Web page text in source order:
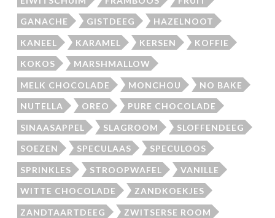
GANACHE GISTDEEG HAZELNOOT
KANEEL KARAMEL KERSEN KOFFIE
KOKOS MARSHMALLOW
MELK CHOCOLADE MONCHOU NO BAKE
NUTELLA OREO PURE CHOCOLADE
SINAASAPPEL SLAGROOM SLOFFENDEEG
SOEZEN SPECULAAS SPECULOOS
SPRINKLES STROOPWAFEL VANILLE
WITTE CHOCOLADE ZANDKOEKJES
ZANDTAARTDEEG ZWITSERSE ROOM